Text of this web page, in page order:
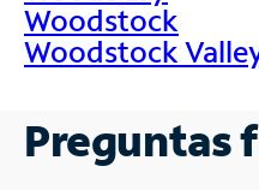
Woodstock
Woodstock
Preguntas